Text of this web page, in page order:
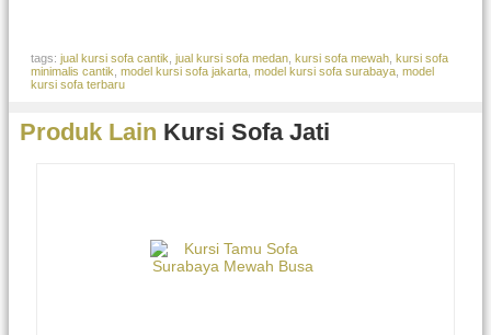
tags: jual kursi sofa cantik jual kursi sofa medan kursi sofa mewah kursi sofa
minimalis cantik model kursi sofa jakarta model kursi sofa surabaya model
kursi sofa terbaru
Produk Lain Kursi Sofa Jati